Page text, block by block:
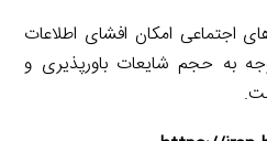
امکان افشای اطلاعات
به حجم شایعات باورپذیری و